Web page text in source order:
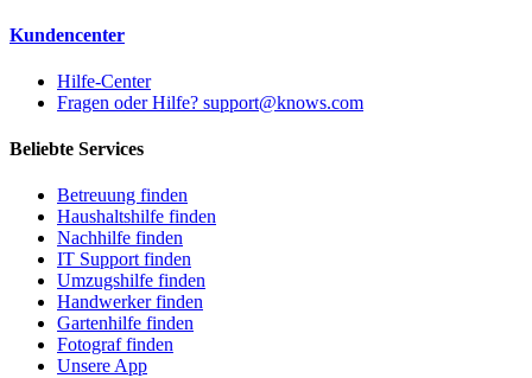
Kundencenter
Hilfe-Center
Fragen oder Hilfe? support@knows.com
Beliebte Services
Betreuung finden
Haushaltshilfe finden
Nachhilfe finden
IT Support finden
Umzugshilfe finden
Handwerker finden
Gartenhilfe finden
Fotograf finden
Unsere App